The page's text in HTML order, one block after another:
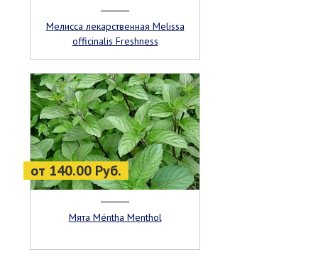
Мелисса лекарственная Melissa
officinalis Freshness
от 140.00 Руб.
Мята Méntha Menthol